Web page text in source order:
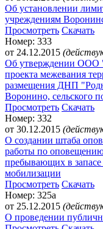
Об установлении
учреждениям
Просмотреть Скачать
Номер: 333
от 24.12.2015
Об утверждении ООО
проекта межевания
размещения ДНП
Воронино, сельского
Просмотреть Скачать
Номер: 332
от 30.12.2015
О создании штаба
работы по
пребывающих в запасе
мобилизации
Просмотреть Скачать
Номер: 325а
от 25.12.2015
О проведении